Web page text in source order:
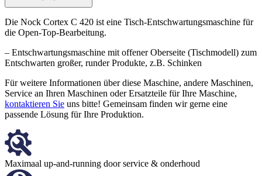
Die Nock Cortex C 420 ist eine Tisch-Entschwartungsmaschine für
die Open-Top-Bearbeitung.
– Entschwartungsmaschine mit offener Oberseite (Tischmodell) zum
Entschwarten großer, runder Produkte, z.B. Schinken
Für weitere Informationen über diese Maschine, andere Maschinen,
Service an Ihren Maschinen oder Ersatzteile für Ihre Maschine,
kontaktieren Sie uns bitte! Gemeinsam finden wir gerne eine
passende Lösung für Ihre Produktion.
Maximaal up-and-running door service & onderhoud